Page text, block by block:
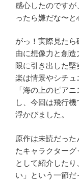
感心したのです
ったら嫌だな〜と
がっ！実際見た
由に想像力と創
限に引き出した
楽は情景やシチュ
「海の上のピア
し、今回は飛行
浮かびました。
原作は未読だっ
たキャラクター
として紹介した
い」という一節